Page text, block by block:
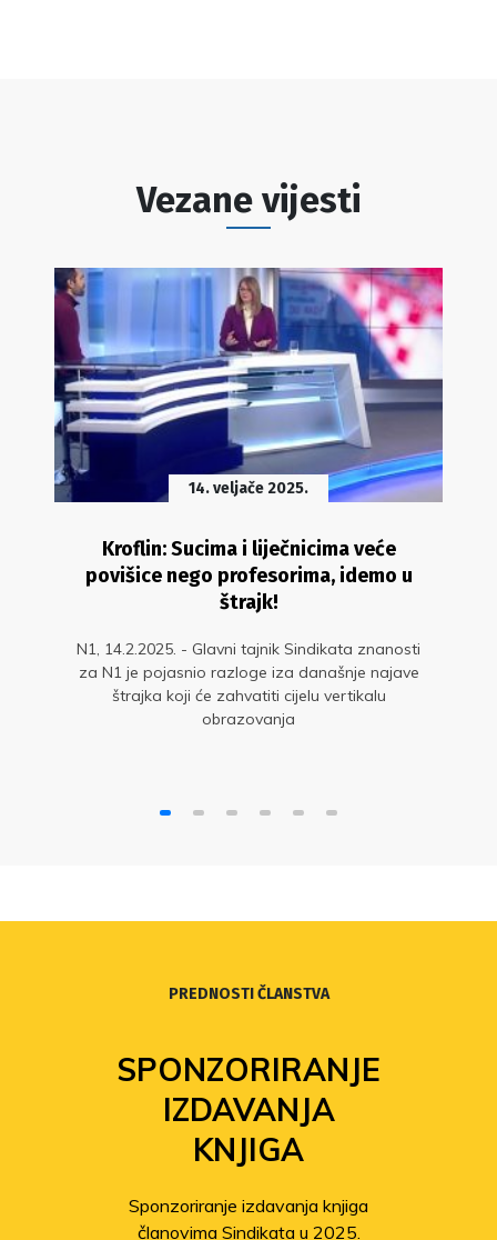
Vezane vijesti
14. veljače 2025.
Kroflin: Sucima i liječnicima veće
povišice nego profesorima, idemo u
štrajk!
N1, 14.2.2025. - Glavni tajnik Sindikata znanosti
za N1 je pojasnio razloge iza današnje najave
štrajka koji će zahvatiti cijelu vertikalu
obrazovanja
PREDNOSTI ČLANSTVA
SPONZORIRANJE
IZDAVANJA
KNJIGA
Sponzoriranje izdavanja knjiga
članovima Sindikata u 2025.